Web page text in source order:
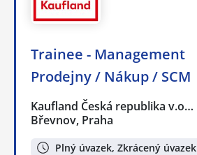
Trainee - Management
Prodejny / Nákup / SCM
Kaufland Česká republika v.o…
Břevnov, Praha
Plný úvazek, Zkrácený úvazek